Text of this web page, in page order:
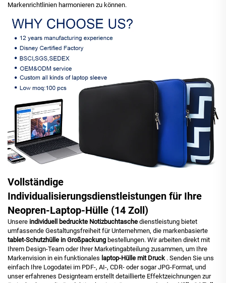
Markenrichtlinien harmonieren zu können.
Vollständige
Individualisierungsdienstleistungen für Ihre
Neopren-Laptop-Hülle (14 Zoll)
Unsere individuell bedruckte Notizbuchtasche dienstleistung bietet
umfassende Gestaltungsfreiheit für Unternehmen, die markenbasierte
tablet-Schutzhülle in Großpackung bestellungen. Wir arbeiten direkt mit
Ihrem Design-Team oder Ihrer Marketingabteilung zusammen, um Ihre
Markenvision in ein funktionales laptop-Hülle mit Druck . Senden Sie uns
einfach Ihre Logodatei im PDF-, AI-, CDR- oder sogar JPG-Format, und
unser erfahrenes Designteam erstellt detaillierte Effektzeichnungen zur